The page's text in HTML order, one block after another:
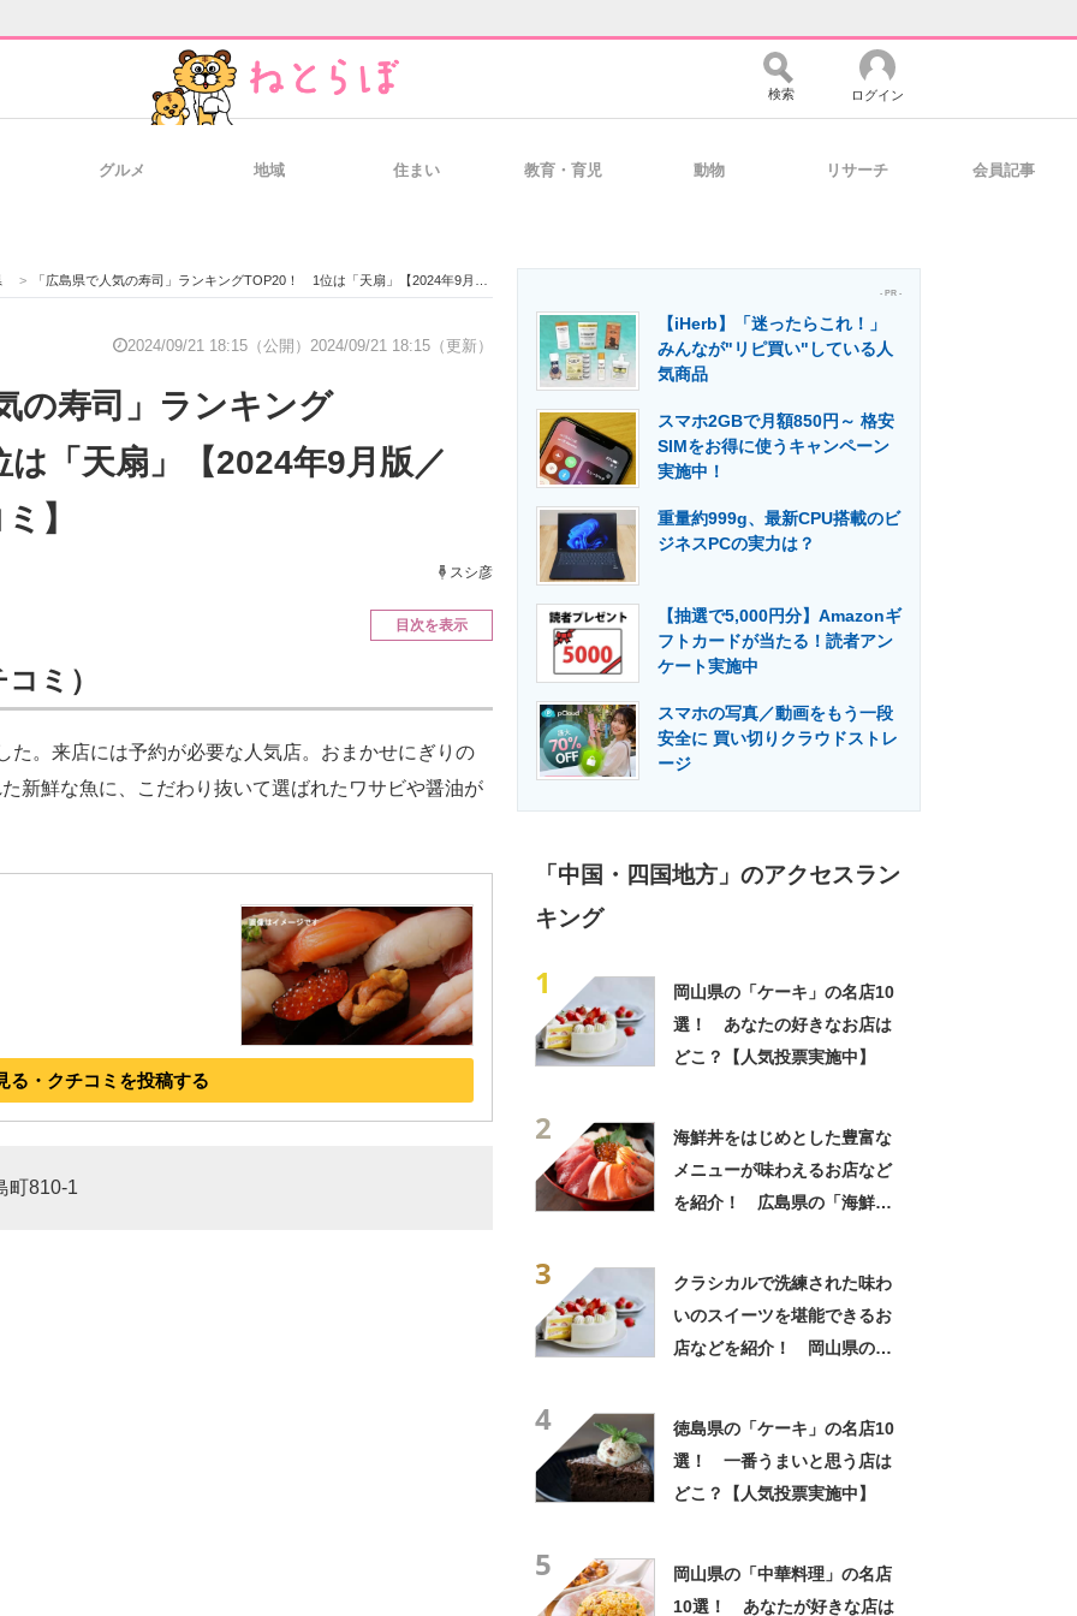
経営リーダーのコミュニティ マーケ×ITの今がよく分かる
IT製品の技術・比較・事例 製造業のIT導入・活用を支援
エネルギーの専門メディア 建設×テクノロジーの最前線
検索 ログイン
グルメ 地域 住まい 教育・育児 動物 リサーチ 会員記事
> 「広島県で人気の寿司」ランキングTOP20！ 1位は「天扇」【2024年9月版／Googleクチコミ】
2024/09/21 18:15（公開） 2024/09/21 18:15（更新）
の寿司」ランキング
「天扇」【2024年9月版／
】
スシ彦
目次を表示
ミ）
。来店には予約が必要な人気店。おまかせにぎりの
新鮮な魚に、こだわり抜いて選ばれたワサビや醤油が
る・クチコミを投稿する
町810-1
- PR -
【iHerb】「迷ったらこれ！」
みんなが"リピ買い"している人
気商品
スマホ2GBで月額850円～ 格安
SIMをお得に使うキャンペーン
実施中！
重量約999g、最新CPU搭載のビ
ジネスPCの実力は？
【抽選で5,000円分】Amazonギ
フトカードが当たる！読者アン
ケート実施中
スマホの写真／動画をもう一段
安全に 買い切りクラウドストレ
ージ
「中国・四国地方」のアクセスラン
キング
1
岡山県の「ケーキ」の名店10
選！ あなたの好きなお店は
どこ？【人気投票実施中】
2
海鮮丼をはじめとした豊富な
メニューが味わえるお店など
を紹介！ 広島県の「海鮮
3
クラシカルで洗練された味わ
いのスイーツを堪能できるお
店などを紹介！ 岡山県の
4
徳島県の「ケーキ」の名店10
選！ 一番うまいと思う店は
どこ？【人気投票実施中】
5
岡山県の「中華料理」の名店
10選！ あなたが好きな店は